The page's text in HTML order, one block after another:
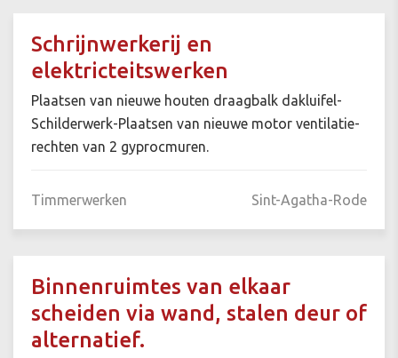
Schrijnwerkerij en
elektricteitswerken
Plaatsen van nieuwe houten draagbalk dakluifel-
Schilderwerk-Plaatsen van nieuwe motor ventilatie-
rechten van 2 gyprocmuren.
Timmerwerken Sint-Agatha-Rode
Binnenruimtes van elkaar
scheiden via wand, stalen deur of
alternatief.